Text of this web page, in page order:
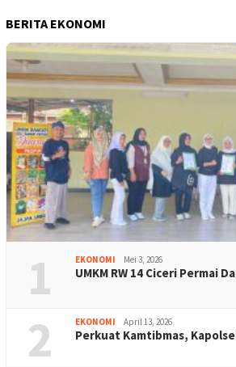
BERITA EKONOMI
1 EKONOMI Mei 3, 2026
UMKM RW 14 Ciceri Permai
2 EKONOMI April 13, 2026
Perkuat Kamtibmas,